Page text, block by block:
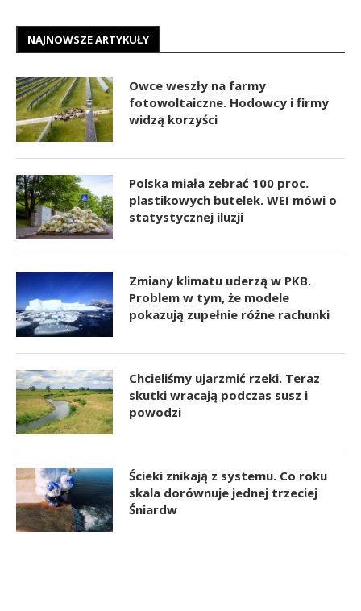
NAJNOWSZE ARTYKUŁY
Owce weszły na farmy
fotowoltaiczne. Hodowcy i firmy
widzą korzyści
Polska miała zebrać 100 proc.
plastikowych butelek. WEI mówi o
statystycznej iluzji
Zmiany klimatu uderzą w PKB.
Problem w tym, że modele
pokazują zupełnie różne rachunki
Chcieliśmy ujarzmić rzeki. Teraz
skutki wracają podczas susz i
powodzi
Ścieki znikają z systemu. Co roku
skala dorównuje jednej trzeciej
Śniardw